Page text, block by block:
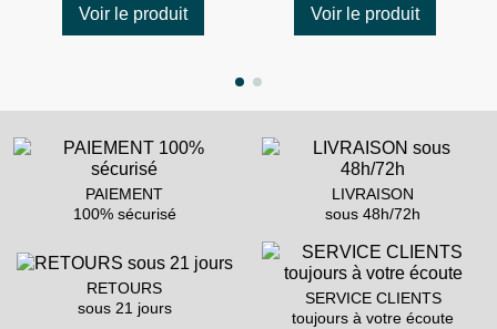
Voir le produit Voir le produit
PAIEMENT
100% sécurisé
LIVRAISON
sous 48h/72h
RETOURS
sous 21 jours
SERVICE CLIENTS
toujours à votre écoute